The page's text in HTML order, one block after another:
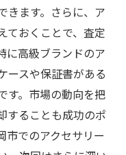
きます。さらに、ア
ておくことで、査定
に高級ブランドのア
ースや保証書がある
す。市場の動向を把
することも成功のポ
市でのアクセサリー